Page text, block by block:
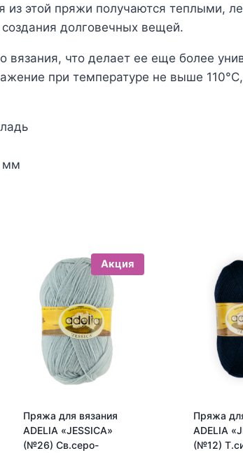
из этой пряжи получаются теплыми,
долговечных вещей.
вязания, что делает ее еще более
при температуре не выше
мм
Акция
Пряжа для вязания
ADELIA «JESSICA»
(№26) Св.серо-
Пряжа
ADELIA
(№12)